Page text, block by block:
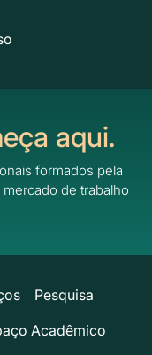
aqui.
formados pela
de trabalho
Pesquisa
Acadêmico